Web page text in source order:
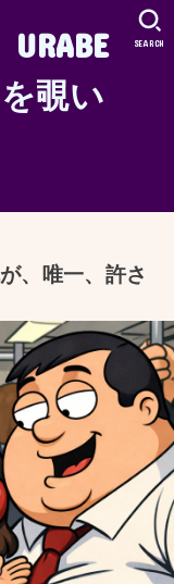
覗い
SEARCH
、唯一、許さ